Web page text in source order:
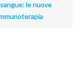
le nuove